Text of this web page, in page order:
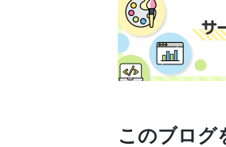
このブログ